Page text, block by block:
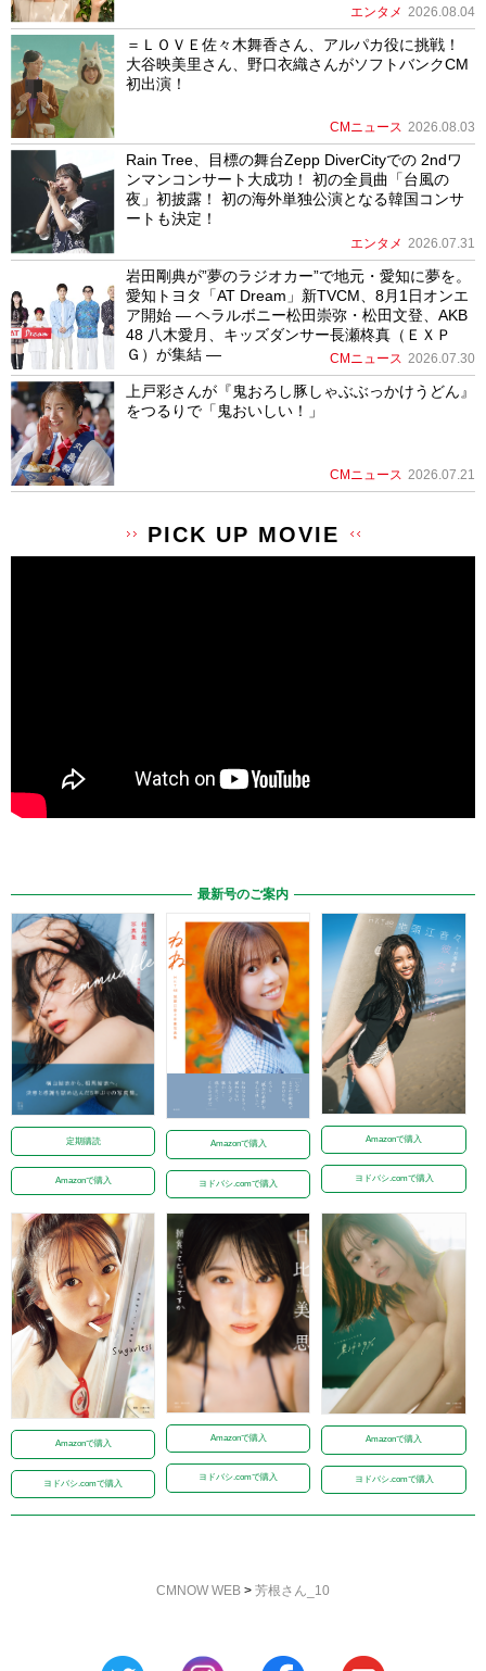
エンタメ 2026.08.04
＝ＬＯＶＥ佐々木舞香さん、アルパカ役に挑戦！
大谷映美里さん、野口衣織さんがソフトバンクCM
初出演！
CMニュース 2026.08.03
Rain Tree、目標の舞台Zepp DiverCityでの 2ndワ
ンマンコンサート大成功！ 初の全員曲「台風の
夜」初披露！ 初の海外単独公演となる韓国コンサ
ートも決定！
エンタメ 2026.07.31
岩田剛典が”夢のラジオカー”で地元・愛知に夢を。
愛知トヨタ「AT Dream」新TVCM、8月1日オンエ
ア開始 ― ヘラルボニー松田崇弥・松田文登、AKB
48 八木愛月、キッズダンサー長瀬柊真（ＥＸＰ
Ｇ）が集結 ―
CMニュース 2026.07.30
上戸彩さんが『鬼おろし豚しゃぶぶっかけうどん』
をつるりで「鬼おいしい！」
CMニュース 2026.07.21
PICK UP MOVIE
最新号のご案内
定期購読
Amazonで購入
Amazonで購入
ヨドバシ.comで購入
Amazonで購入
ヨドバシ.comで購入
Amazonで購入
ヨドバシ.comで購入
Amazonで購入
ヨドバシ.comで購入
Amazonで購入
ヨドバシ.comで購入
CMNOW WEB > 芳根さん_10